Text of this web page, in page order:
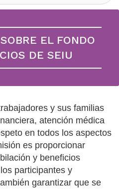
EL FONDO
DE SEIU
y sus familias
atención médica
en todos los aspectos
es proporcionar
y beneficios
participantes y
garantizar que se